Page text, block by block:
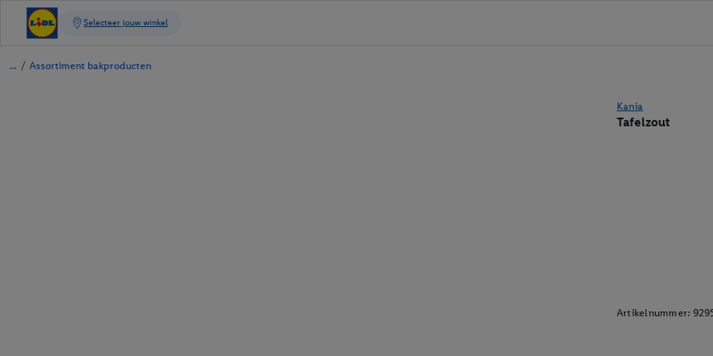
/ Assortiment bakproducten
Kania
Tafelzout
Artikelnummer: